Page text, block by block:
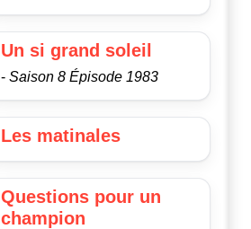
Un si grand soleil
- Saison 8 Épisode 1983
Les matinales
Questions pour un
champion